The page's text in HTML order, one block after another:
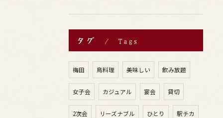
タグ Tags
梅田 鳥料理 美味しい 飲み放題
女子会 カジュアル 宴会 貸切
2次会 リーズナブル ひとり 駅チカ